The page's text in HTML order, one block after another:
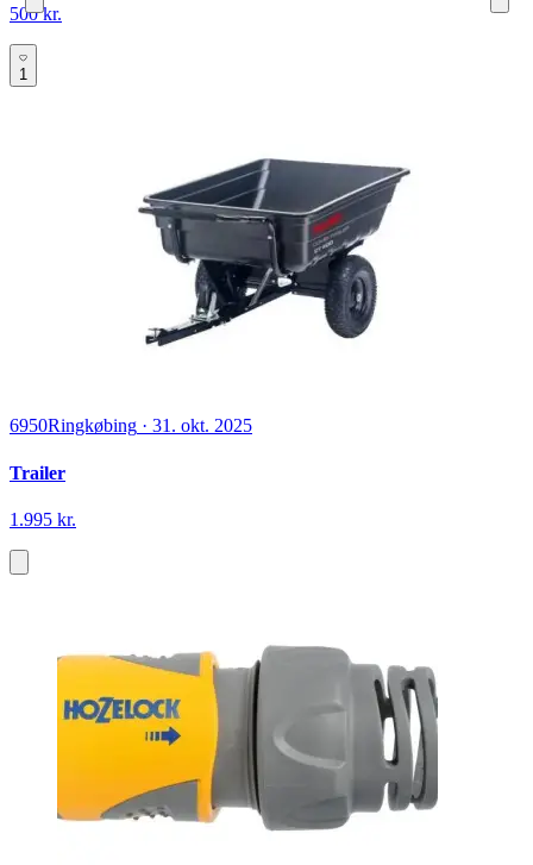
500 kr.
1
6950Ringkøbing · 31. okt. 2025
Trailer
1.995 kr.